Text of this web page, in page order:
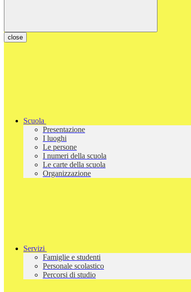
close
Scuola
Presentazione
I luoghi
Le persone
I numeri della scuola
Le carte della scuola
Organizzazione
Servizi
Famiglie e studenti
Personale scolastico
Percorsi di studio